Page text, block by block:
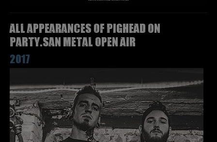
All appearances of PIGHEAD on
Party.San Metal Open Air
2017